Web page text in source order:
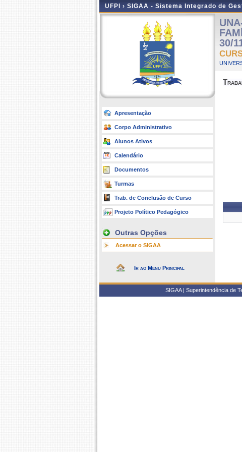
UFPI › SIGAA - Sistema Integrado de
Apresentação
Corpo Administrativo
Alunos Ativos
Calendário
Documentos
Turmas
Trab. de Conclusão de Curso
Projeto Político Pedagógico
Outras Opções
Acessar o SIGAA
Ir ao Menu Principal
30/
SIGAA | Superintendência de